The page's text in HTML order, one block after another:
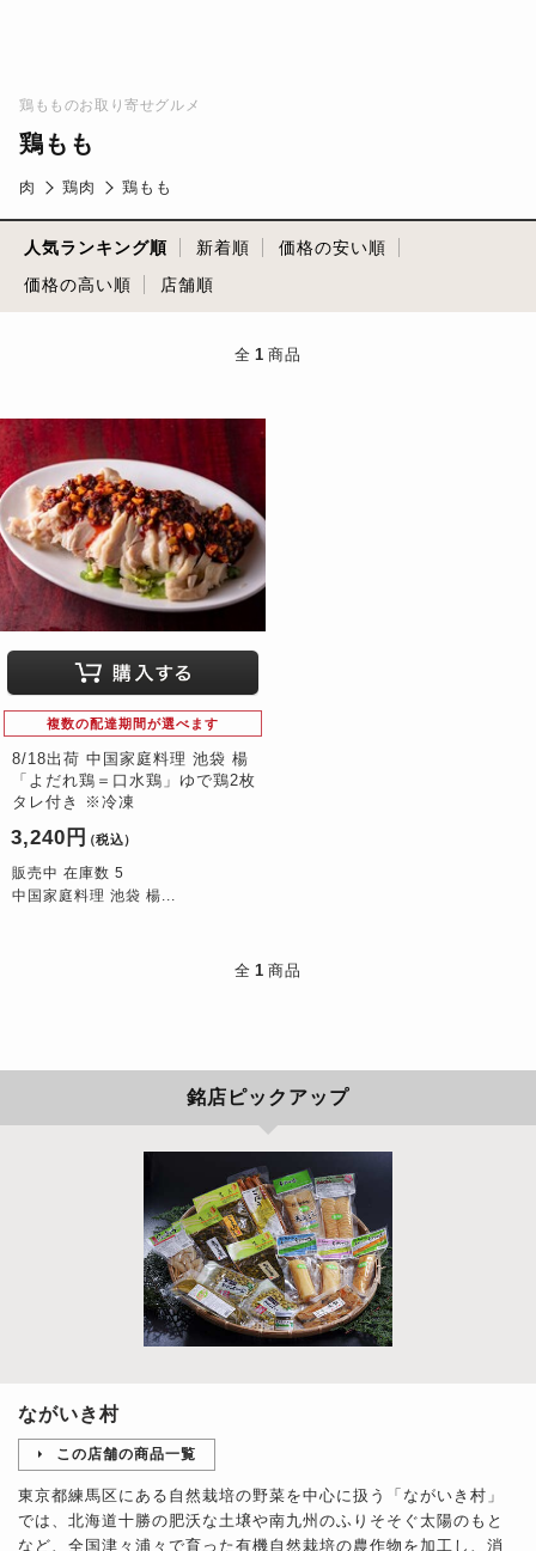
鶏もものお取り寄せグルメ
鶏もも
肉 鶏肉 鶏もも
人気ランキング順 新着順
価格の安い順
価格の高い順
店舗順
全 1 商品
複数の配達期間が選べます
8/18出荷 中国家庭料理 池袋 楊
「よだれ鶏＝口水鶏」ゆで鶏2枚
タレ付き ※冷凍
3,240円 （税込）
販売中 在庫数 5
中国家庭料理 池袋 楊...
全 1 商品
銘店ピックアップ
ながいき村
この店舗の商品一覧
東京都練馬区にある自然栽培の野菜を中心に扱う「ながいき村」
では、北海道十勝の肥沃な土壌や南九州のふりそそぐ太陽のもと
など、全国津々浦々で育った有機自然栽培の農作物を加工し、消